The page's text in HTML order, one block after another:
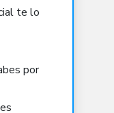
te lo
por